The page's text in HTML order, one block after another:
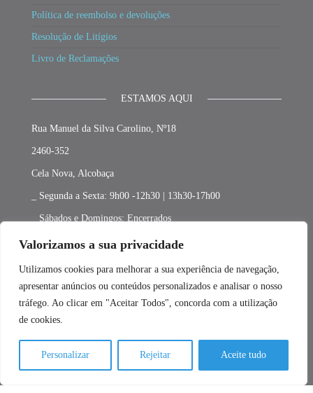
Valorizamos a sua privacidade
Utilizamos cookies para melhorar a sua experiência de navegação,
apresentar anúncios ou conteúdos personalizados e analisar o nosso
tráfego. Ao clicar em "Aceitar Todos", concorda com a utilização
de cookies.
Personalizar Rejeitar Aceite tudo
Política de reembolso e devoluções
Resolução de Litígios
Livro de Reclamações
ESTAMOS AQUI
Rua Manuel da Silva Carolino, Nº18
2460-352
Cela Nova, Alcobaça
_ Segunda a Sexta: 9h00 -12h30 | 13h30-17h00
_ Sábados e Domingos: Encerrados
Minha conta
Carrinho
Promoções